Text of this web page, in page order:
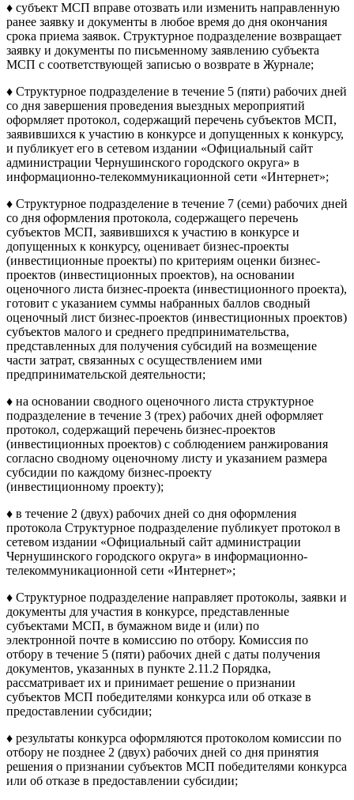
♦ субъект МСП вправе отозвать или изменить направленную
ранее заявку и документы в любое время до дня окончания
срока приема заявок. Структурное подразделение возвращает
заявку и документы по письменному заявлению субъекта
МСП с соответствующей записью о возврате в Журнале;
♦ Структурное подразделение в течение 5 (пяти) рабочих дней
со дня завершения проведения выездных мероприятий
оформляет протокол, содержащий перечень субъектов МСП,
заявившихся к участию в конкурсе и допущенных к конкурсу,
и публикует его в сетевом издании «Официальный сайт
администрации Чернушинского городского округа» в
информационно-телекоммуникационной сети «Интернет»;
♦ Структурное подразделение в течение 7 (семи) рабочих дней
со дня оформления протокола, содержащего перечень
субъектов МСП, заявившихся к участию в конкурсе и
допущенных к конкурсу, оценивает бизнес-проекты
(инвестиционные проекты) по критериям оценки бизнес-
проектов (инвестиционных проектов), на основании
оценочного листа бизнес-проекта (инвестиционного проекта),
готовит с указанием суммы набранных баллов сводный
оценочный лист бизнес-проектов (инвестиционных проектов)
субъектов малого и среднего предпринимательства,
представленных для получения субсидий на возмещение
части затрат, связанных с осуществлением ими
предпринимательской деятельности;
♦ на основании сводного оценочного листа структурное
подразделение в течение 3 (трех) рабочих дней оформляет
протокол, содержащий перечень бизнес-проектов
(инвестиционных проектов) с соблюдением ранжирования
согласно сводному оценочному листу и указанием размера
субсидии по каждому бизнес-проекту
(инвестиционному проекту);
♦ в течение 2 (двух) рабочих дней со дня оформления
протокола Структурное подразделение публикует протокол в
сетевом издании «Официальный сайт администрации
Чернушинского городского округа» в информационно-
телекоммуникационной сети «Интернет»;
♦ Структурное подразделение направляет протоколы, заявки и
документы для участия в конкурсе, представленные
субъектами МСП, в бумажном виде и (или) по
электронной почте в комиссию по отбору. Комиссия по
отбору в течение 5 (пяти) рабочих дней с даты получения
документов, указанных в пункте 2.11.2 Порядка,
рассматривает их и принимает решение о признании
субъектов МСП победителями конкурса или об отказе в
предоставлении субсидии;
♦ результаты конкурса оформляются протоколом комиссии по
отбору не позднее 2 (двух) рабочих дней со дня принятия
решения о признании субъектов МСП победителями конкурса
или об отказе в предоставлении субсидии;